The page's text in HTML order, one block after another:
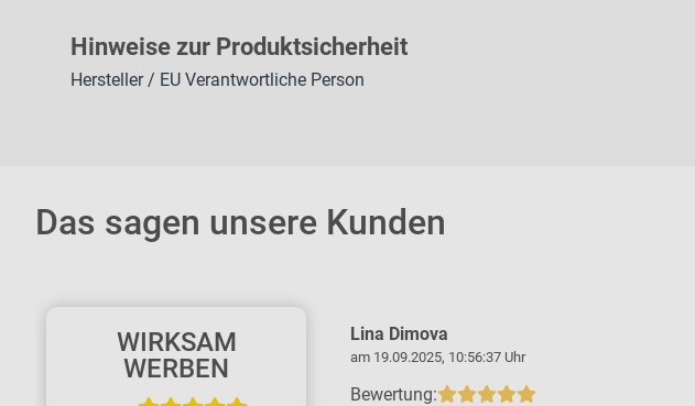
Hinweise zur Produktsicherheit
Hersteller / EU Verantwortliche Person
Das sagen unsere Kunden
WIRKSAM
WERBEN
Kerstin Thiemicke
am 11.06.2026, 16:37:45 Uhr
Lina Dimova
am 19.09.2025, 10:56:37 Uhr
Bewertung: